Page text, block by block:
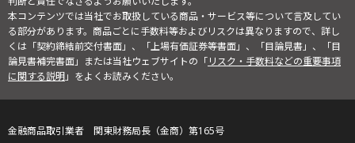
本コンテンツでは当社でお取扱している商品・サービス等について言及してい
る部分があります。商品ごとに手数料等およびリスクは異なりますので、詳し
くは「契約締結前交付書面」、「上場有価証券等書面」、「目論見書」、「目
論見書補完書面」または当社ウェブサイトの「リスク・手数料などの重要事項
に関する説明」をよくお読みください。
金融商品取引業者 関東財務局長（金商）第165号